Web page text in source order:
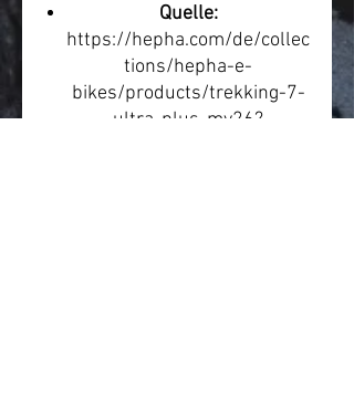
Quelle:
https://hepha.com/de/collec
tions/hepha-e-
bikes/products/trekking-7-
ultra-plus-my26?